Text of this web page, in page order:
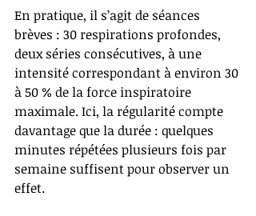
En pratique, il s’agit de séances
brèves : 30 respirations profondes,
deux séries consécutives, à une
intensité correspondant à environ 30
à 50 % de la force inspiratoire
maximale. Ici, la régularité compte
davantage que la durée : quelques
minutes répétées plusieurs fois par
semaine suffisent pour observer un
effet.